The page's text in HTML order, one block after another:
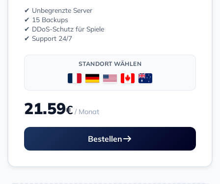
✔ Unbegrenzte Server
✔ 15 Backups
✔ DDoS-Schutz für Spiele
✔ Support 24/7
STANDORT WÄHLEN
21.59€ / Monat
Bestellen